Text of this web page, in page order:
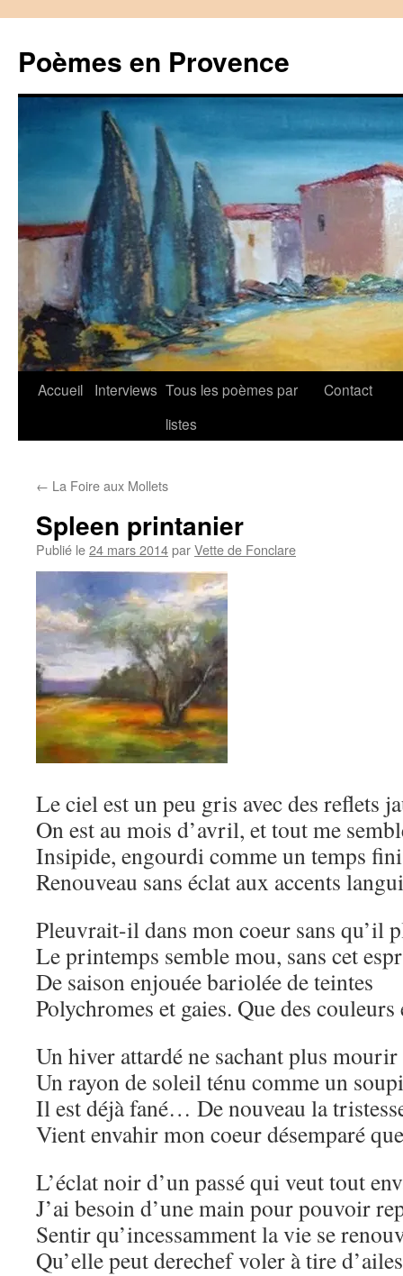
contenu
Poèmes en Provence
Accueil Interviews Tous les poèmes par
listes
Contact
← La Foire aux Mollets
Spleen printanier
Publié le24 mars 2014parVette de Fonclare
Le ciel est un peu gris avec des reflets
On est au mois d’avril, et tout me
Insipide, engourdi comme un temps
Renouveau sans éclat aux accents
Pleuvrait-il dans mon coeur sans qu’il
Le printemps semble mou, sans cet
De saison enjouée bariolée de teintes
Polychromes et gaies. Que des
Un hiver attardé ne sachant plus
Un rayon de soleil ténu comme un
Il est déjà fané… De nouveau la
Vient envahir mon coeur désemparé
L’éclat noir d’un passé qui veut tout
J’ai besoin d’une main pour pouvoir
Sentir qu’incessamment la vie se
Qu’elle peut derechef voler à tire